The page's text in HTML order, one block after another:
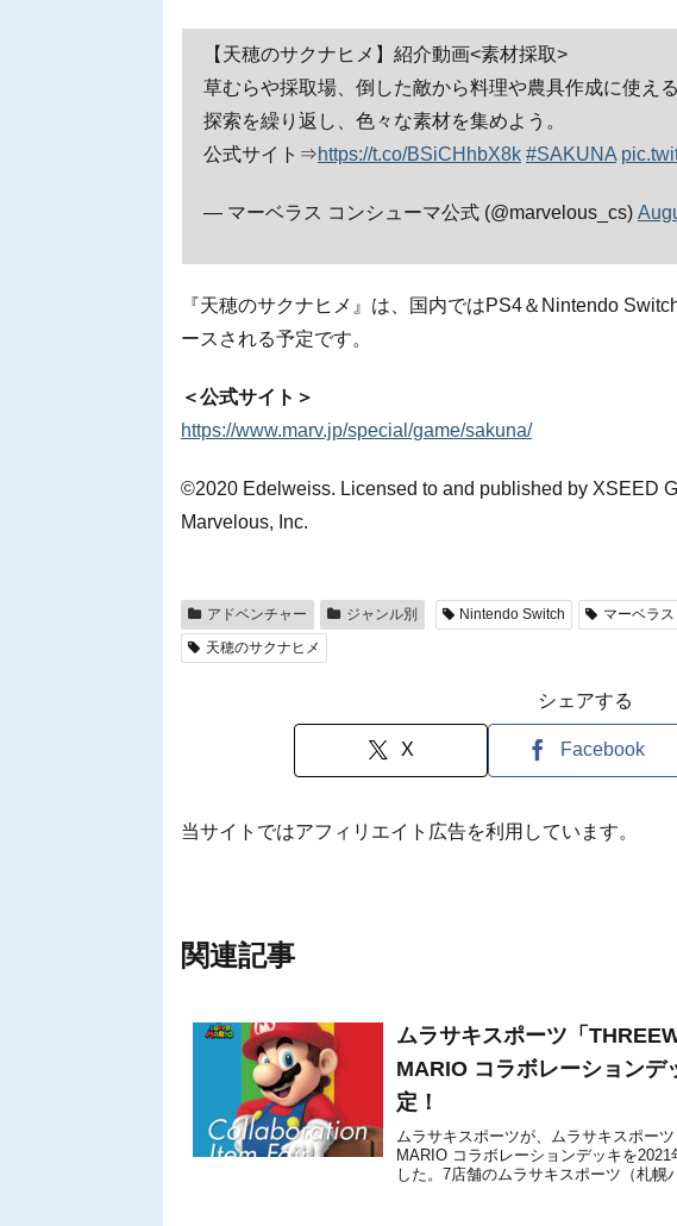
【天穂のサクナヒメ】紹介動画<素材採取>
草むらや採取場、倒した敵から料理や農具作成に使え
探索を繰り返し、色々な素材を集めよう。
公式サイト⇒https://t.co/BSiCHhbX8k #SAKUNA
— マーベラス コンシューマ公式 (@marvelous_cs)
『天穂のサクナヒメ』は、国内ではPS4＆Nintendo
ースされる予定です。
＜公式サイト＞
https://www.marv.jp/special/game/sakuna/
©2020 Edelweiss. Licensed to and published by XSEED
Marvelous, Inc.
アドベンチャー ジャンル別 Nintendo Switch マーベラス
天穂のサクナヒメ
シェアする
X Facebook
当サイトではアフィリエイト広告を利用しています。
関連記事
ムラサキスポーツ「
MARIO コラボレーションデ
定！
ムラサキスポーツが、ムラサキスポー
MARIO コラボレーションデッキを
した。7店舗のムラサキスポーツ（札幌